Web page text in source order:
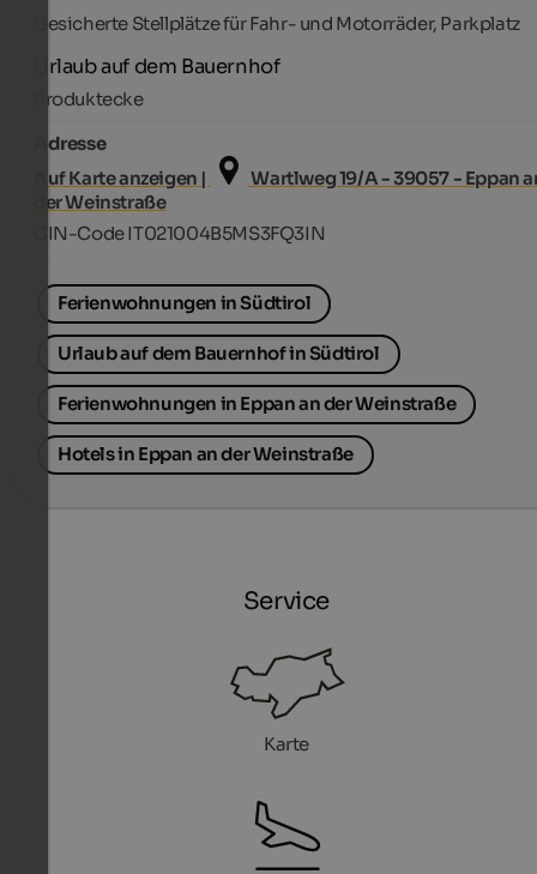
Gesicherte Stellplätze für Fahr- und Motorräder, Parkplatz
Urlaub auf dem Bauernhof
Produktecke
Adresse
Auf Karte anzeigen |
Wartlweg 19/A - 39057 - Eppan
der Weinstraße
CIN-Code IT021004B5MS3FQ3IN
Ferienwohnungen in Südtirol
Urlaub auf dem Bauernhof in Südtirol
Ferienwohnungen in Eppan an der Weinstraße
Hotels in Eppan an der Weinstraße
Service
Karte